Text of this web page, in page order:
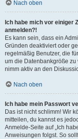
Nach oben
Ich habe mich vor einiger
anmelden?!
Es kann sein, dass ein
Gründen deaktiviert oder
regelmäßig Benutzer, die
um die Datenbankgröße
nimm aktiv an den
Nach oben
Ich habe mein Passwort
Das ist nicht schlimm! Wir
mitteilen, du kannst es
Anmelde-Seite auf „Ich
Anweisungen folgst. So